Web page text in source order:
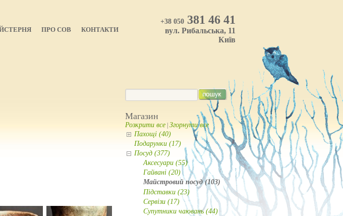
ПРО СОВ КОНТАКТИ
+38 050 381 46 41
вул. Рибальська, 11
Київ
Магазин
Розкрити все Згорнути все
Пахощі (40)
Подарунки (17)
Посуд (377)
Аксесуари (55)
Гайвані (20)
Майстровий посуд (103)
Підставки (23)
Сервізи (17)
Супутники чаювань (44)